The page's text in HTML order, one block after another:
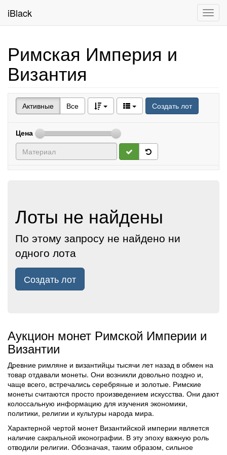
iBlack
Римская Империя и
Византия
Активные Все Создать лот
Цена
Лоты не найдены
По этому запросу не найдено ни
одного лота
Создать лот
Аукцион монет Римской Империи и
Византии
Древние римляне и византийцы тысячи лет назад в обмен на
товар отдавали монеты. Они возникли довольно поздно и,
чаще всего, встречались серебряные и золотые. Римские
монеты считаются просто произведением искусства. Они дают
колоссальную информацию для изучения экономики,
политики, религии и культуры народа мира.
Характерной чертой монет Византийской империи является
наличие сакральной иконографии. В эту эпоху важную роль
отводили религии. Обозначая, таким образом, сильное